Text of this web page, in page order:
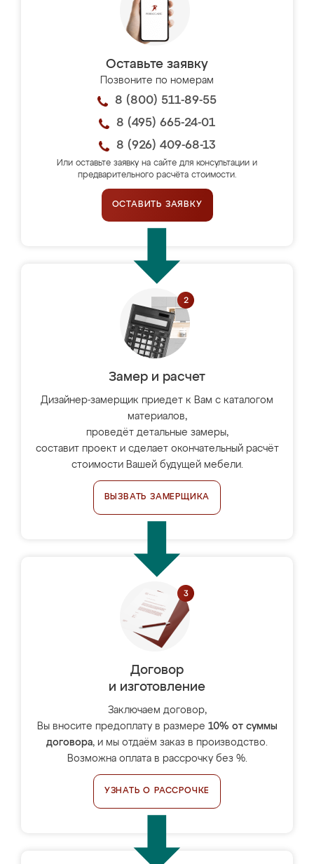
Оставьте заявку
Позвоните по номерам
8 (800) 511-89-55
8 (495) 665-24-01
8 (926) 409-68-13
Или оставьте заявку на сайте для консультации и
предварительного расчёта стоимости.
ОСТАВИТЬ ЗАЯВКУ
Замер и расчет
Дизайнер-замерщик приедет к Вам с каталогом
материалов,
проведёт детальные замеры,
составит проект и сделает окончательный расчёт
стоимости Вашей будущей мебели.
ВЫЗВАТЬ ЗАМЕРЩИКА
Договор
и изготовление
Заключаем договор,
Вы вносите предоплату в размере 10% от суммы
договора, и мы отдаём заказ в производство.
Возможна оплата в рассрочку без %.
УЗНАТЬ О РАССРОЧКЕ